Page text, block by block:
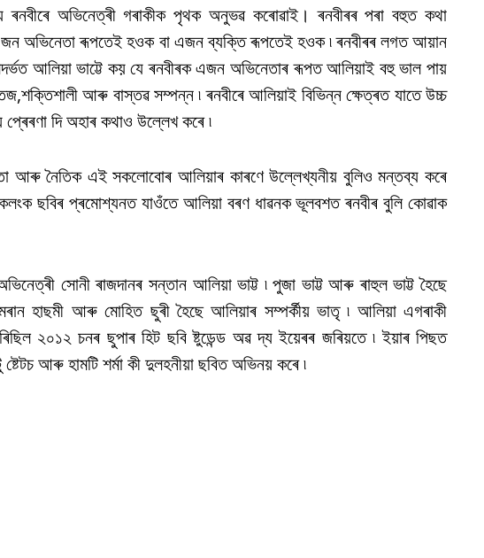
ৰনবীৰে অভিনেত্ৰী গৰাকীক পৃথক অনুভৱ কৰোৱাই। ৰনবীৰৰ পৰা বহুত কথা
এজন অভিনেতা ৰূপতেই হওক বা এজন ব্যক্তি ৰূপতেই হওক ৷ ৰনবীৰৰ লগত আয়ান
আলিয়া ভাট্টে কয় যে ৰনবীৰক এজন অভিনেতাৰ ৰূপত আলিয়াই বহু ভাল পায়
আৰু বাস্তৱ সম্পন্ন ৷ ৰনবীৰে আলিয়াই বিভিন্ন ক্ষেত্ৰত যাতে উচ্চ
প্ৰেৰণা দি অহাৰ কথাও উল্লেখ কৰে ৷
আৰু নৈতিক এই সকলোবোৰ আলিয়াৰ কাৰণে উল্লেখ্যনীয় বুলিও মন্তব্য কৰে
কলংক ছবিৰ প্ৰমোশ্যনত যাওঁতে আলিয়া বৰণ ধাৱনক ভূলবশত ৰনবীৰ বুলি কোৱাক
সোনী ৰাজদানৰ সন্তান আলিয়া ভাট্ট ৷ পুজা ভাট্ট আৰু ৰাহুল ভাট্ট হৈছে
হাছমী আৰু মোহিত ছুৰী হৈছে আলিয়াৰ সম্পৰ্কীয় ভাতৃ ৷ আলিয়া এগৰাকী
২০১২ চনৰ ছুপাৰ হিট ছবি ষ্টুডেন্ড অৱ দ্য ইয়েৰৰ জৰিয়তে ৷ ইয়াৰ পিছত
আৰু হামটি শৰ্মা কী দুলহনীয়া ছবিত অভিনয় কৰে ৷